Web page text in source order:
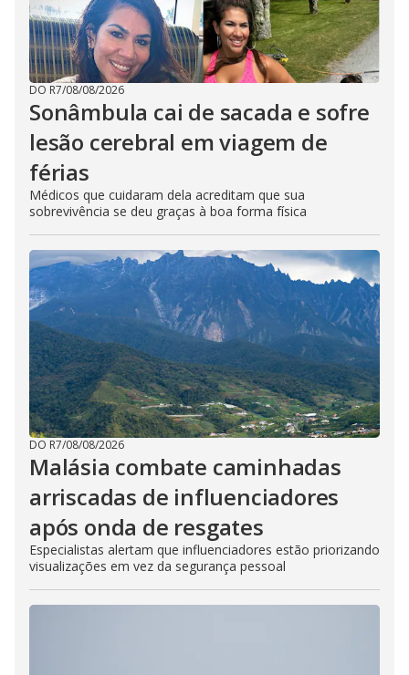
DO R7/08/08/2026
Sonâmbula cai de sacada e sofre
lesão cerebral em viagem de
férias
Médicos que cuidaram dela acreditam que sua
sobrevivência se deu graças à boa forma física
DO R7/08/08/2026
Malásia combate caminhadas
arriscadas de influenciadores
após onda de resgates
Especialistas alertam que influenciadores estão priorizando
visualizações em vez da segurança pessoal